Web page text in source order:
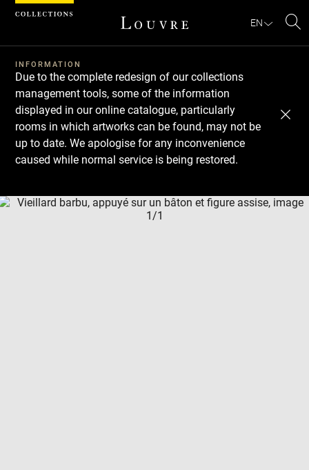
EN
INFORMATION
Due to the complete redesign of our collections
management tools, some of the information
displayed in our online catalogue, particularly
rooms in which artworks can be found, may not be
up to date. We apologise for any inconvenience
caused while normal service is being restored.
Download
Next
Previous
Cookies management panel